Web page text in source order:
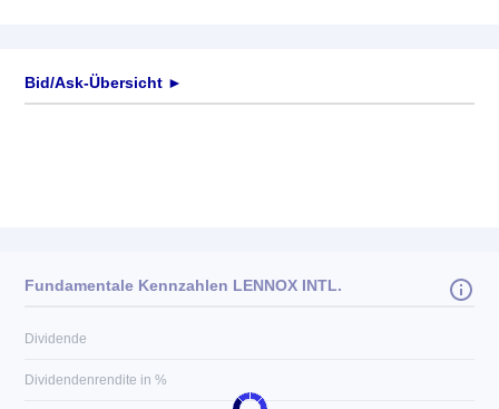
Bid/Ask-Übersicht ►
Fundamentale Kennzahlen LENNOX INTL.
Dividende
Dividendenrendite in %